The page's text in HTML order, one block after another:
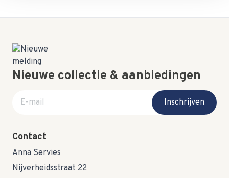
Nieuwe collectie & aanbiedingen
E-mail adres
Inschrijven
Contact
Anna Servies
Nijverheidsstraat 22